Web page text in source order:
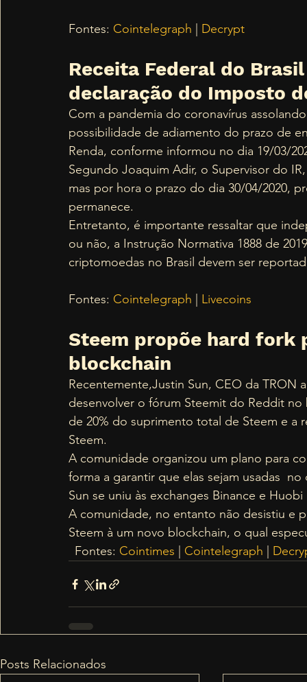
Fontes: Cointelegraph Decrypt
Receita Federal do
declaração do Imposto
Com a pandemia do coronavírus
possibilidade de adiamento do prazo de
Renda, conforme informou no dia 19/03/
Segundo Joaquim Adir, o Supervisor do
mas por hora o prazo do dia 30/04/2020,
permanece.
Entretanto, é importante ressaltar que
ou não, a Instrução Normativa 1888 de
criptomoedas no Brasil devem ser
Fontes: Cointelegraph Livecoins
Steem propõe hard
blockchain
Recentemente,Justin Sun, CEO da
desenvolver o fórum Steemit do Reddit
de 20% do suprimento total de Steem e
Steem.
A comunidade organizou um plano para
forma a garantir que elas sejam usadas
Sun se uniu às exchanges Binance e
A comunidade, no entanto não desistiu e
Steem à um novo blockchain, o qual
Fontes: Cointimes Cointelegraph
Posts Relacionados